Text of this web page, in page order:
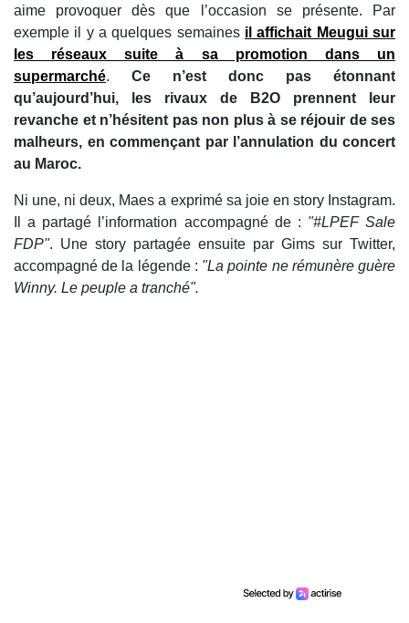
aime provoquer dès que l’occasion se présente. Par
exemple il y a quelques semaines il affichait Meugui sur
les réseaux suite à sa promotion dans un
supermarché. Ce n’est donc pas étonnant
qu’aujourd’hui, les rivaux de B2O prennent leur
revanche et n’hésitent pas non plus à se réjouir de ses
malheurs, en commençant par l’annulation du concert
au Maroc.
Ni une, ni deux, Maes a exprimé sa joie en story Instagram.
Il a partagé l’information accompagné de : "#LPEF Sale
FDP". Une story partagée ensuite par Gims sur Twitter,
accompagné de la légende : "La pointe ne rémunère guère
Winny. Le peuple a tranché".